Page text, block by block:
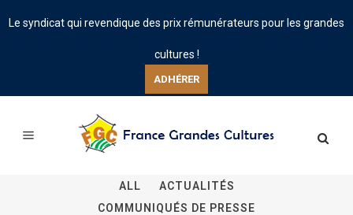
Le syndicat qui revendique des prix rémunérateurs pour les grandes
cultures !
ADHÉRER
ALL
ACTUALITÉS
COMMUNIQUÉS DE PRESSE